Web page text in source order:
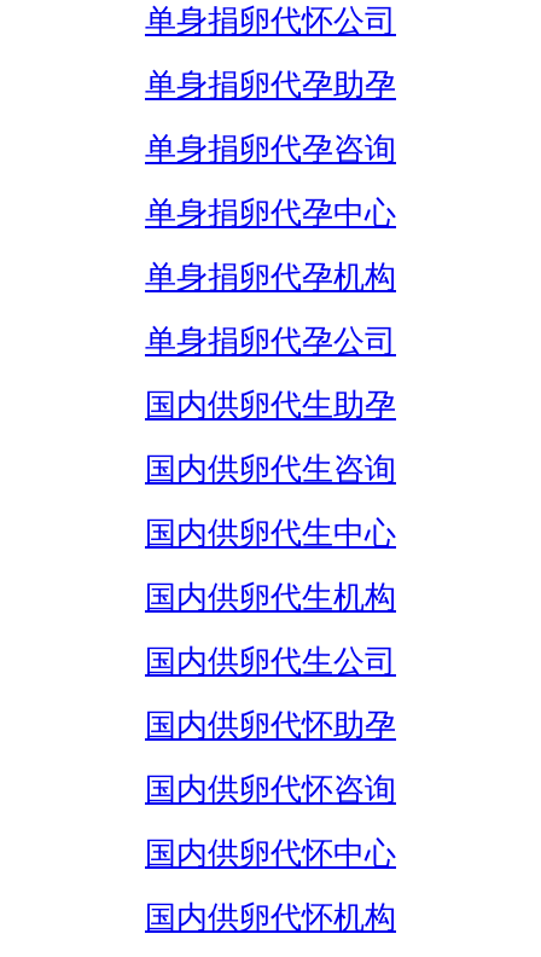
单身捐卵代怀公司
单身捐卵代孕助孕
单身捐卵代孕咨询
单身捐卵代孕中心
单身捐卵代孕机构
单身捐卵代孕公司
国内供卵代生助孕
国内供卵代生咨询
国内供卵代生中心
国内供卵代生机构
国内供卵代生公司
国内供卵代怀助孕
国内供卵代怀咨询
国内供卵代怀中心
国内供卵代怀机构